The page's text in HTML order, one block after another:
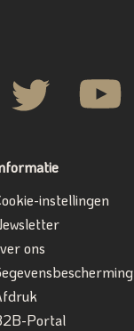
instellingen
ons
Portal